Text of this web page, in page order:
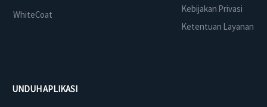
WhiteCoat
Kebijakan Privasi
Ketentuan Layanan
UNDUH APLIKASI